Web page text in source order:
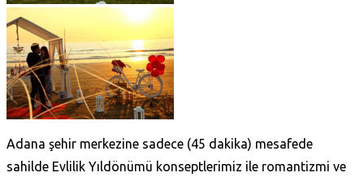
Adana şehir merkezine sadece (45 dakika) mesafede
sahilde Evlilik Yıldönümü konseptlerimiz ile romantizmi ve